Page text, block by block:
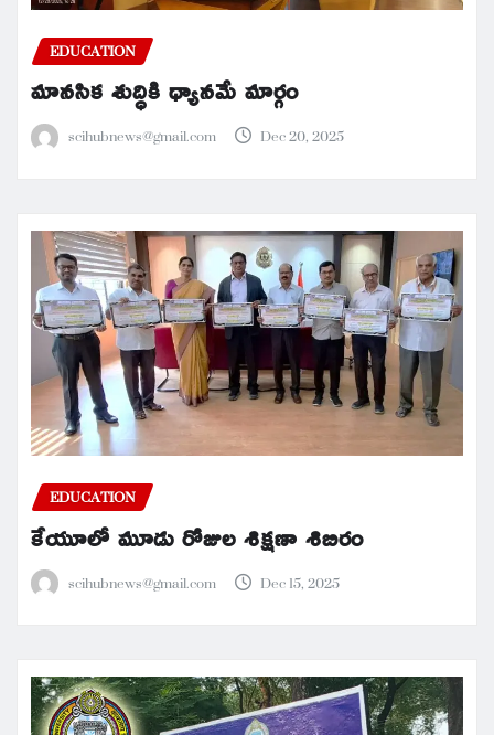
EDUCATION
మానసిక శుద్ధికి ధ్యానమే మార్గం
scihubnews@gmail.com Dec 20, 2025
EDUCATION
కేయూలో మూడు రోజుల శిక్షణా శిబిరం
scihubnews@gmail.com Dec 15, 2025